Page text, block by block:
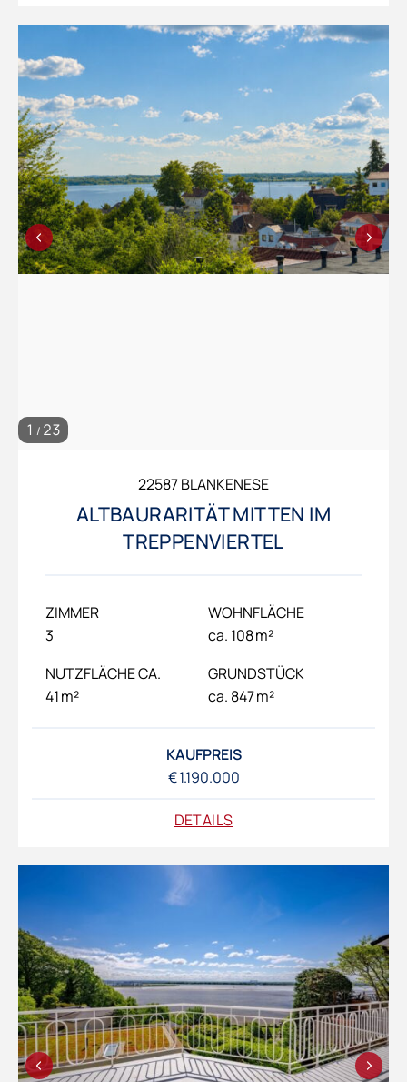
1 / 23
22587 BLANKENESE
ALTBAURARITÄT MITTEN IM
TREPPENVIERTEL
ZIMMER
3
WOHNFLÄCHE
ca. 108 m²
NUTZFLÄCHE CA.
41 m²
GRUNDSTÜCK
ca. 847 m²
KAUFPREIS
€ 1.190.000
DETAILS